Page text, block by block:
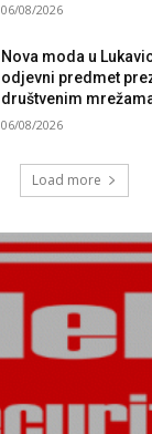
06/08/2026
Nova moda u
odjevni predmet
društvenim
06/08/2026
Load more